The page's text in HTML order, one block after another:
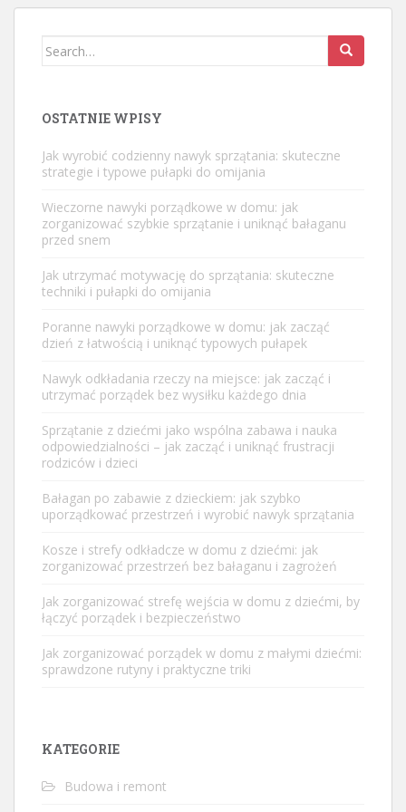
Search
OSTATNIE WPISY
Jak wyrobić codzienny nawyk sprzątania: skuteczne
strategie i typowe pułapki do omijania
Wieczorne nawyki porządkowe w domu: jak
zorganizować szybkie sprzątanie i uniknąć bałaganu
przed snem
Jak utrzymać motywację do sprzątania: skuteczne
techniki i pułapki do omijania
Poranne nawyki porządkowe w domu: jak zacząć
dzień z łatwością i uniknąć typowych pułapek
Nawyk odkładania rzeczy na miejsce: jak zacząć i
utrzymać porządek bez wysiłku każdego dnia
Sprzątanie z dziećmi jako wspólna zabawa i nauka
odpowiedzialności – jak zacząć i uniknąć frustracji
rodziców i dzieci
Bałagan po zabawie z dzieckiem: jak szybko
uporządkować przestrzeń i wyrobić nawyk sprzątania
Kosze i strefy odkładcze w domu z dziećmi: jak
zorganizować przestrzeń bez bałaganu i zagrożeń
Jak zorganizować strefę wejścia w domu z dziećmi, by
łączyć porządek i bezpieczeństwo
Jak zorganizować porządek w domu z małymi dziećmi:
sprawdzone rutyny i praktyczne triki
KATEGORIE
Budowa i remont